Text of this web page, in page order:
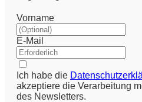
Vorname
E-Mail
Ich habe die
akzeptiere die Verarbeitung
des Newsletters.